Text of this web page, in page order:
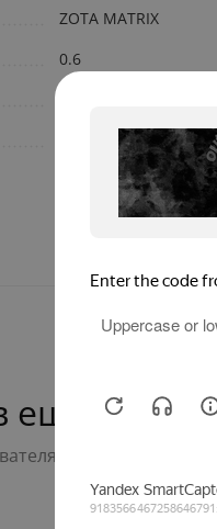
ZOTA MATRIX
0.6
MatrixWT600
ещё нет —
с выбором -